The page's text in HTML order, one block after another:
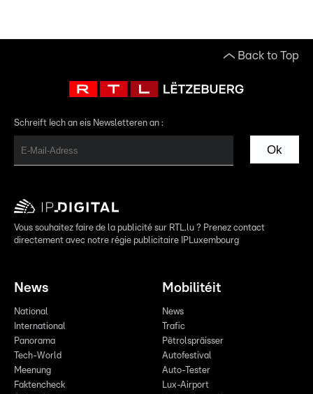
Back to Top
Schreift Iech an eis Newsletteren an :
Ok
Vous souhaitez faire de la publicité sur RTL.lu ? Prenez contact
directement avec notre régie publicitaire IPLuxembourg
News
National
International
Panorama
Tech-World
Meenung
Faktencheck
Mobilitéit
News
Trafic
Pëtrolspräisser
Autofestival
Auto-Tester
Lux-Airport